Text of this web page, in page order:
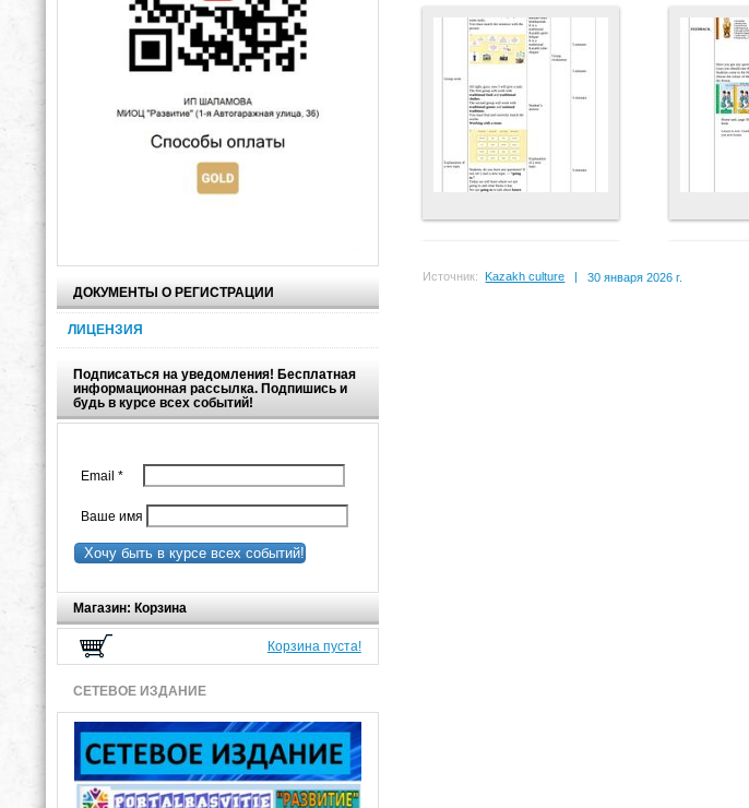
ДОКУМЕНТЫ О РЕГИСТРАЦИИ
ЛИЦЕНЗИЯ
Подписаться на уведомления! Бесплатная
информационная рассылка. Подпишись и
будь в курсе всех событий!
Email *
Ваше имя
Хочу быть в курсе всех событий!
Магазин: Корзина
Корзина пуста!
СЕТЕВОЕ ИЗДАНИЕ
Источник: Kazakh culture 30 января 2026 г.